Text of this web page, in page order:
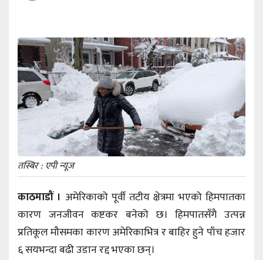
तस्बिर : एपी न्यूज
काठमाडौं । अमेरिकाको पूर्वी तटीय क्षेत्रमा भएको हिमपातका
कारण जनजीवन कष्टकर बनेको छ। हिमपातसँगै उत्पन्न
प्रतिकूल मौसमका कारण अमेरिकाभित्र र बाहिर हुने पाँच हजार
६ सयभन्दा बढी उडान रद्द भएका छन्।